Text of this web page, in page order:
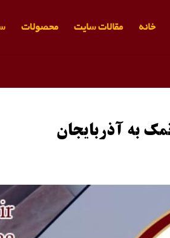
خانه مقالات سایت محصولات
به آذربایجان